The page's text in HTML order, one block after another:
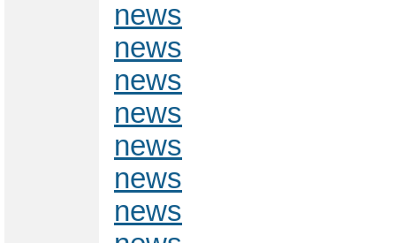
news
news
news
news
news
news
news